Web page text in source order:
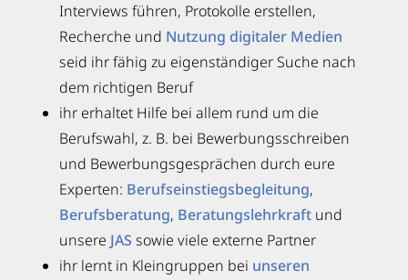
Interviews führen, Protokolle erstellen,
Recherche und Nutzung digitaler Medien
seid ihr fähig zu eigenständiger Suche nach
dem richtigen Beruf
ihr erhaltet Hilfe bei allem rund um die
Berufswahl, z. B. bei Bewerbungsschreiben
und Bewerbungsgesprächen durch eure
Experten: Berufseinstiegsbegleitung,
Berufsberatung, Beratungslehrkraft und
unsere JAS sowie viele externe Partner
ihr lernt in Kleingruppen bei unseren